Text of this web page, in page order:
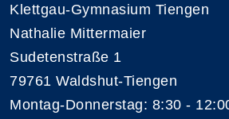
Klettgau-Gymnasium Tiengen
Nathalie Mittermaier
Sudetenstraße 1
79761 Waldshut-Tiengen
Montag-Donnerstag: 8:30 -